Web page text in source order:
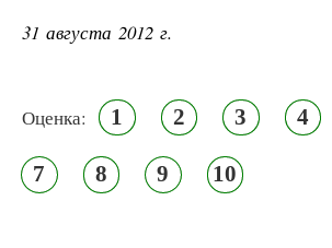
31 августа 2012 г.
Оценка: 1 2 3 4
7 8 9 10